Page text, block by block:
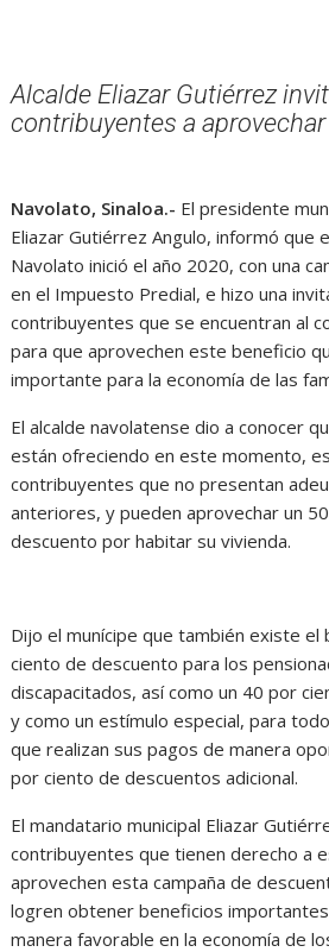
Alcalde Eliazar Gutiérrez
contribuyentes a
Navolato, Sinaloa.- El presidente
Eliazar Gutiérrez Angulo, informó que
Navolato inició el año 2020, con una
en el Impuesto Predial, e hizo una
contribuyentes que se encuentran al
para que aprovechen este beneficio
importante para la economía de las
El alcalde navolatense dio a conocer
están ofreciendo en este momento,
contribuyentes que no presentan
anteriores, y pueden aprovechar un
descuento por habitar su vivienda.
Dijo el munícipe que también existe
ciento de descuento para los
discapacitados, así como un 40 por
y como un estímulo especial, para
que realizan sus pagos de manera
por ciento de descuentos adicional.
El mandatario municipal Eliazar
contribuyentes que tienen derecho a
aprovechen esta campaña de
logren obtener beneficios
manera favorable en la economía de